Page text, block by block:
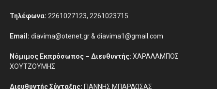
Τηλέφωνα: 2261027123, 2261023715
Email: diavima@otenet.gr & diavima1@gmail.com
Νόμιμος Εκπρόσωπος – Διευθυντής: ΧΑΡΑΛΑΜΠΟΣ
ΧΟΥΤΖΟΥΜΗΣ
Διευθυντής Σύνταξης: ΓΙΑΝΝΗΣ ΜΠΑΡΔΩΣΑΣ